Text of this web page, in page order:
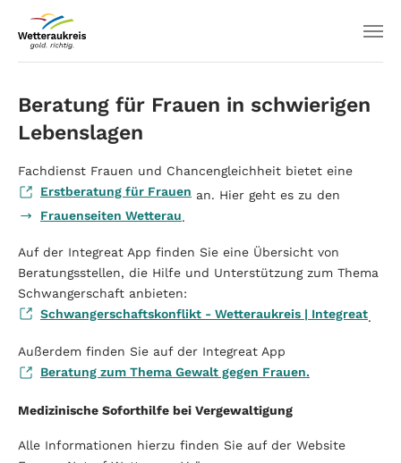
Beratung für Frauen in schwierigen
Lebenslagen
Fachdienst Frauen und Chancengleichheit bietet eine
Erstberatung für Frauen an. Hier geht es zu den
Frauenseiten Wetterau.
Auf der Integreat App finden Sie eine Übersicht von
Beratungsstellen, die Hilfe und Unterstützung zum Thema
Schwangerschaft anbieten:
Schwangerschaftskonflikt - Wetteraukreis | Integreat
Außerdem finden Sie auf der Integreat App
Beratung zum Thema Gewalt gegen Frauen.
Medizinische Soforthilfe bei Vergewaltigung
Alle Informationen hierzu finden Sie auf der Website